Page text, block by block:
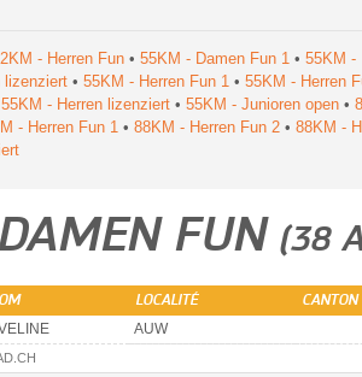
- Herren Fun • 55KM - Damen Fun 1 • 55KM -
lizenziert • 55KM - Herren Fun 1 • 55KM - Herren
55KM - Herren lizenziert • 55KM - Junioren open •
- Herren Fun 1 • 88KM - Herren Fun 2 • 88KM -
FUN (38
LOCALITÉ CANTON
AUW